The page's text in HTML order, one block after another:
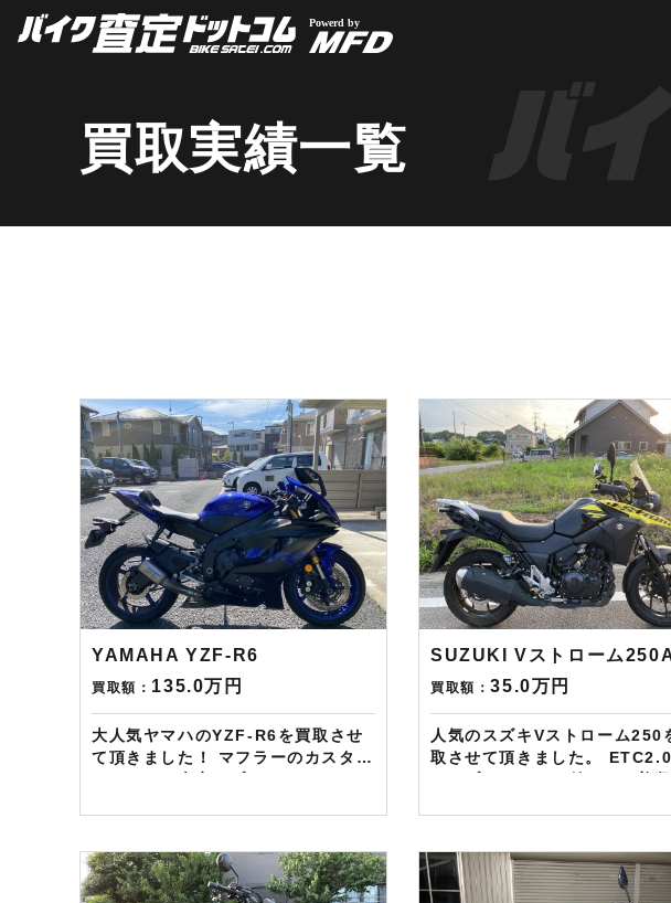
買取実績一覧
YAMAHA YZF-R6
買取額： 135.0万円
大人気ヤマハのYZF-R6を買取させ
て頂きました！ マフラーのカスタム
ード１万分を進呈しております！ さ
らに特典として↓↓↓ 現在バイク査定
SUZUKI Vストローム
買取額：35.0万円
人気のスズキVストローム250
取させて頂きました。 ETC2.0やグ
HP・FB・Instagramからご
お客様にAmazonギフトカード